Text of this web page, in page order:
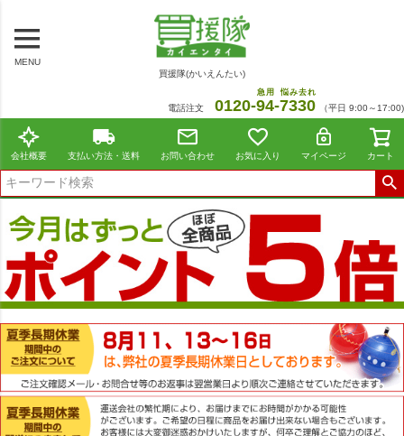
MENU
買援隊(かいえんたい)
電話注文 0120-94
急用
-7330
悩み去れ
（平日 9:00～17:00)
会社概要 支払い方法・送料 お問い合わせ お気に入り マイページ カート